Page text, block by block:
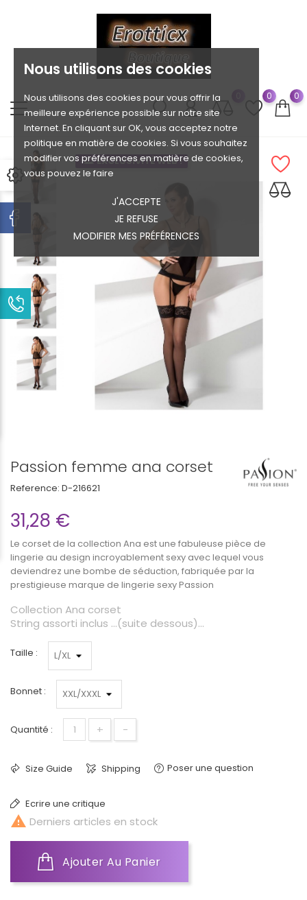
Nous utilisons des cookies
Nous utilisons des cookies pour vous offrir la
meilleure expérience possible sur notre site
Internet. En cliquant sur OK, vous acceptez notre
politique en matière de cookies. Si vous souhaitez
modifier vos préférences en matière de cookies,
vous pouvez le faire
J'ACCEPTE
JE REFUSE
MODIFIER MES PRÉFÉRENCES
0 0
EXCLUSIVITÉ WEB !
Passion femme ana corset
Reference: D-216621
31,28 €
Le corset de la collection Ana est une fabuleuse pièce de
lingerie au design incroyablement sexy avec lequel vous
deviendrez une bombe de séduction, fabriquée par la
prestigieuse marque de lingerie sexy Passion
Collection Ana corset
String assorti inclus ...(suite dessous)...
Taille :
Bonnet :
Quantité : + -
Size Guide Shipping Poser une question
Ecrire une critique
 Derniers articles en stock
Ajouter Au Panier